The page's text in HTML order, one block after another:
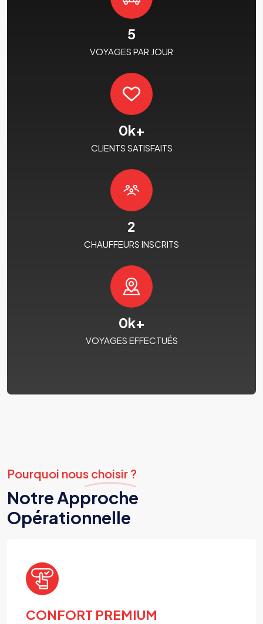
5
VOYAGES PAR JOUR
0k+
CLIENTS SATISFAITS
2
CHAUFFEURS INSCRITS
0k+
VOYAGES EFFECTUÉS
Pourquoi nous choisir ?
Notre Approche
Opérationnelle
CONFORT PREMIUM